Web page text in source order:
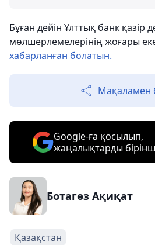
Бұған дейін Ұлттық банк қазір
мөлшерлемелерінің жоғары
хабарланған болатын.
Мақаламен
Google-ға қосылып,
жаңалықтарды
Ботагөз Ақиқат
Қазақстан